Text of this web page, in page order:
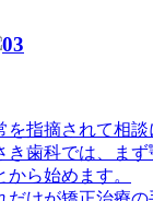
を指摘されて相
き歯科では、ま
ら始めます。